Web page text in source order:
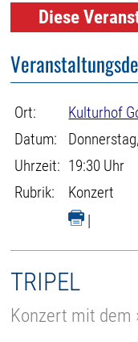
Diese
Ort:
Kulturhof
Datum:
Uhrzeit: 19:30 Uhr
Rubrik:
Konzert
|
TRIPEL
Konzert mit dem